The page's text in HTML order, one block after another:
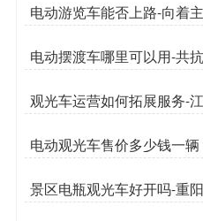
电动游览车能否上路-向着
菱]
电动摆渡车哪里可以用-共
守“沪”[五菱]
观光车运营如何拓展服务-
级景区便民服务[五菱]
电动观光车售价多少钱一
时需要注意什么[五菱]
景区电瓶观光车好开吗-重
两相宜[五菱]